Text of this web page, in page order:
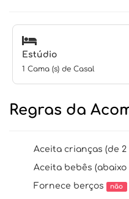
Estúdio
1 Cama (s) de Casal
Regras da
Aceita crianças (de 2
Aceita bebês (abaixo
Fornece berços não